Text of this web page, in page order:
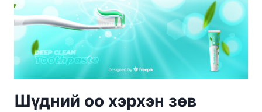
Шүдний оо хэрхэн зөв